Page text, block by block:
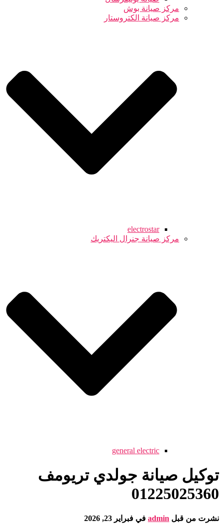
مركز صيانة بوش
مركز صيانة الكتروستار
electrostar
مركز صيانة جنرال اليكتريك
general electric
توكيل صيانة جولدي تريومف
01225025360
نشرت من قبل admin في فبراير 23, 2026